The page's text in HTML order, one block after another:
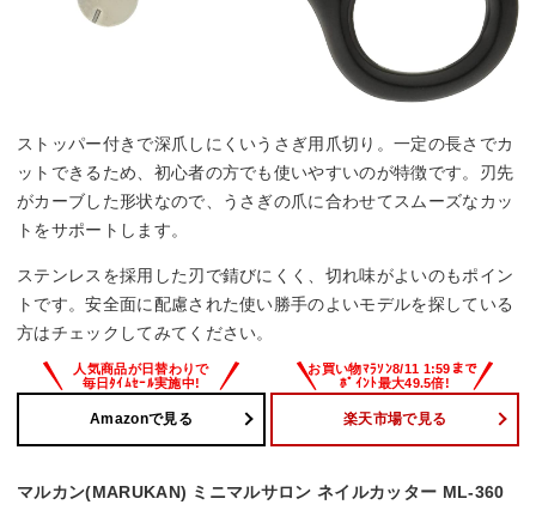
ストッパー付きで深爪しにくいうさぎ用爪切り。一定の長さでカ
ットできるため、初心者の方でも使いやすいのが特徴です。刃先
がカーブした形状なので、うさぎの爪に合わせてスムーズなカッ
トをサポートします。
ステンレスを採用した刃で錆びにくく、切れ味がよいのもポイン
トです。安全面に配慮された使い勝手のよいモデルを探している
方はチェックしてみてください。
Amazonで見る 楽天市場で見る
マルカン(MARUKAN) ミニマルサロン ネイルカッター ML-360